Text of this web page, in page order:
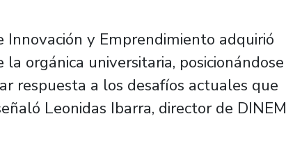
Innovación y Emprendimiento adquirió
orgánica universitaria, posicionándose
respuesta a los desafíos actuales que
Leonidas Ibarra, director de DINEM